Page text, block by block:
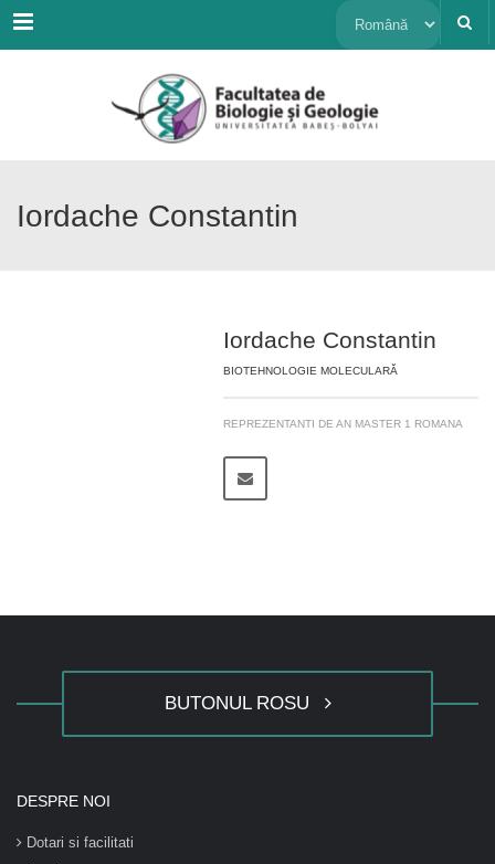
Menu Alege
limbă
Iordache Constantin
Iordache Constantin
BIOTEHNOLOGIE MOLECULARĂ
REPREZENTANTI DE AN MASTER 1 ROMANA
BUTONUL ROSU
DESPRE NOI
Dotari si facilitati